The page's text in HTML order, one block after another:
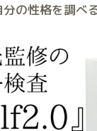
の性格を調べ